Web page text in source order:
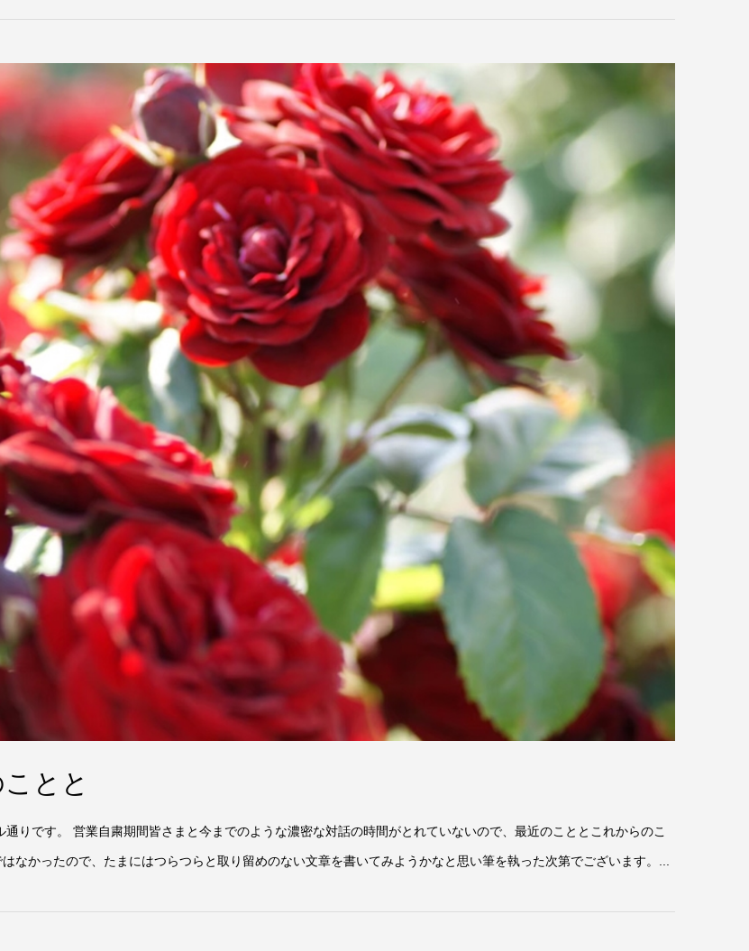
とと
りです。 営業自粛期間皆さまと今までのような濃密な対話の時間がとれていないので、最近のこととこれからのこ
なかったので、たまにはつらつらと取り留めのない文章を書いてみようかなと思い筆を執った次第でございます。...